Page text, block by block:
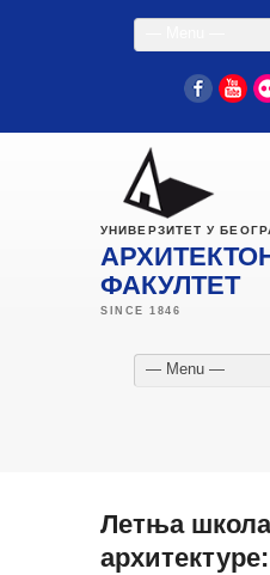
УНИВЕРЗИТЕТ У
ФАКУЛТЕТ
— Menu —
Летња школа